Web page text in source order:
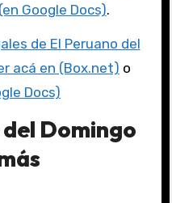
Google Docs).
de El Peruano del
acá en (Box.net) o
Docs)
Domingo